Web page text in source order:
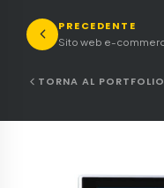
PRECEDENTE
TORNA AL PORTFOLIO